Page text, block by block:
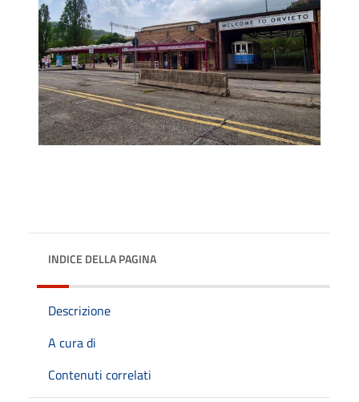
INDICE DELLA PAGINA
Descrizione
A cura di
Contenuti correlati